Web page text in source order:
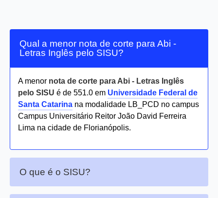
Qual a menor nota de corte para Abi -
Letras Inglês pelo SISU?
A menor nota de corte para Abi - Letras Inglês
pelo SISU é de 551.0 em Universidade Federal de
Santa Catarina na modalidade LB_PCD no campus
Campus Universitário Reitor João David Ferreira
Lima na cidade de Florianópolis.
O que é o SISU?